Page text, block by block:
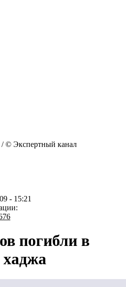
/© Экспертный канал
- 15:21
погибли в